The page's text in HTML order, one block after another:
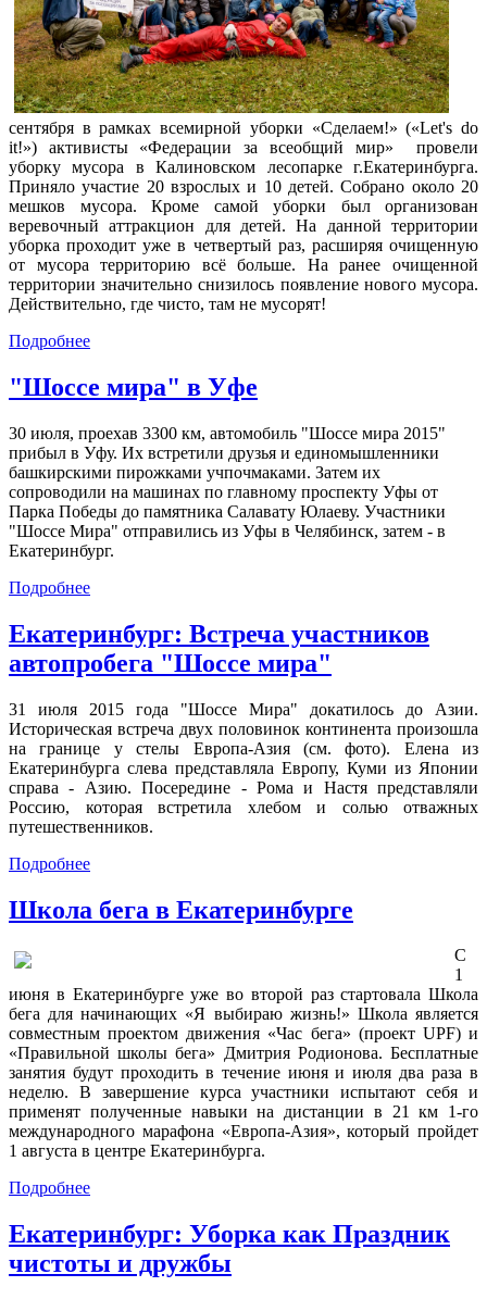
сентября в рамках всемирной уборки «Сделаем!» («Let's do
it!») активисты «Федерации за всеобщий мир» провели
уборку мусора в Калиновском лесопарке г.Екатеринбурга.
Приняло участие 20 взрослых и 10 детей. Собрано около 20
мешков мусора. Кроме самой уборки был организован
веревочный аттракцион для детей. На данной территории
уборка проходит уже в четвертый раз, расширяя очищенную
от мусора территорию всё больше. На ранее очищенной
территории значительно снизилось появление нового мусора.
Действительно, где чисто, там не мусорят!
Подробнее
"Шоссе мира" в Уфе
30 июля, проехав 3300 км, автомобиль "Шоссе мира 2015"
прибыл в Уфу. Их встретили друзья и единомышленники
башкирскими пирожками учпочмаками. Затем их
сопроводили на машинах по главному проспекту Уфы от
Парка Победы до памятника Салавату Юлаеву. Участники
"Шоссе Мира" отправились из Уфы в Челябинск, затем - в
Екатеринбург.
Подробнее
Екатеринбург: Встреча участников
автопробега "Шоссе мира"
31 июля 2015 года "Шоссе Мира" докатилось до Азии.
Историческая встреча двух половинок континента произошла
на границе у стелы Европа-Азия (см. фото). Елена из
Екатеринбурга слева представляла Европу, Куми из Японии
справа - Азию. Посередине - Рома и Настя представляли
Россию, которая встретила хлебом и солью отважных
путешественников.
Подробнее
Школа бега в Екатеринбурге
С
1
июня в Екатеринбурге уже во второй раз стартовала Школа
бега для начинающих «Я выбираю жизнь!» Школа является
совместным проектом движения «Час бега» (проект UPF) и
«Правильной школы бега» Дмитрия Родионова. Бесплатные
занятия будут проходить в течение июня и июля два раза в
неделю. В завершение курса участники испытают себя и
применят полученные навыки на дистанции в 21 км 1-го
международного марафона «Европа-Азия», который пройдет
1 августа в центре Екатеринбурга.
Подробнее
Екатеринбург: Уборка как Праздник
чистоты и дружбы